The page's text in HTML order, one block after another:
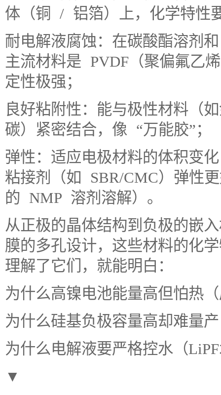
体（铜 / 铝箔）上，化学特性
耐电解液腐蚀：在碳酸酯溶剂
主流材料是 PVDF（聚偏氟乙
定性极强；
良好粘附性：能与极性材料（
碳）紧密结合，像 “万能胶”；
弹性：适应电极材料的体积变
粘接剂（如 SBR/CMC）弹性
的 NMP 溶剂溶解）。
从正极的晶体结构到负极的嵌
膜的多孔设计，这些材料的化
理解了它们，就能明白：
为什么高镍电池能量高但怕热
为什么硅基负极容量高却难量
为什么电解液要严格控水（
▼